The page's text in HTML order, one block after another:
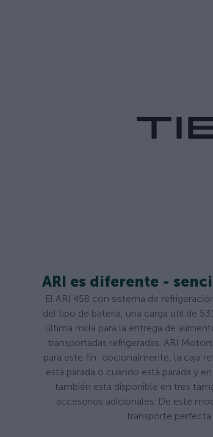
ARI es diferente -
El ARI 458 con sistema de
del tipo de batería, una carga útil de
última milla para la entrega de
transportadas refrigeradas. ARI
para este fin: opcionalmente, la caja
está parada o cuando está parada y
también está disponible en tres
accesorios adicionales. De este
transporte perfecta